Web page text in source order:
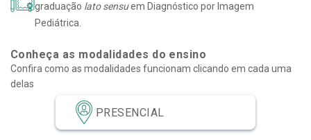
graduação lato sensuem Diagnóstico por Imagem
Pediátrica.
Conheça as modalidades do ensino
PRESENCIAL
Confira como as modalidades funcionam clicando em cada uma
delas